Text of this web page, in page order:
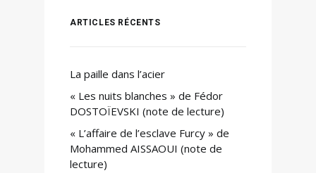
ARTICLES RÉCENTS
La paille dans l’acier
« Les nuits blanches » de Fédor
DOSTOÏEVSKI (note de lecture)
« L’affaire de l’esclave Furcy » de
Mohammed AISSAOUI (note de
lecture)